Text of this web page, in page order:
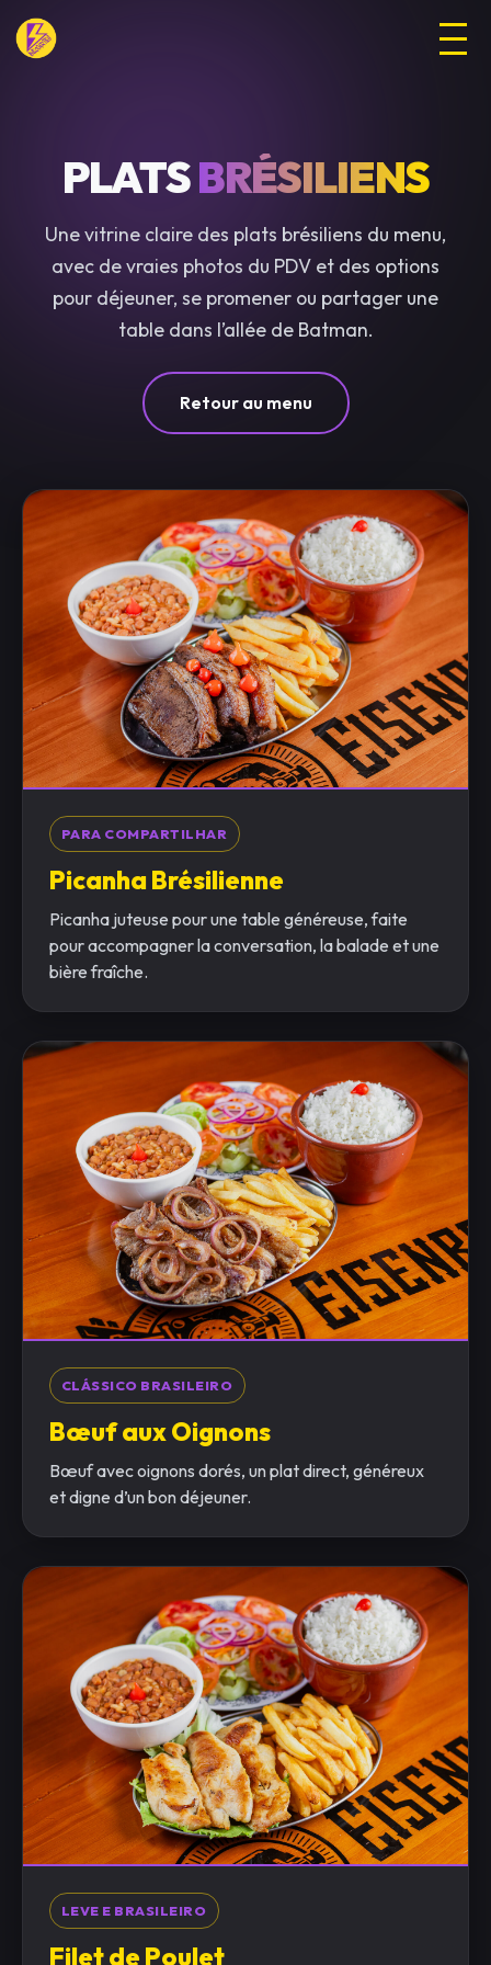
PLATSBRÉSILIENS
Une vitrine claire des plats brésiliens du menu,
avec de vraies photos du PDV et des options
pour déjeuner, se promener ou partager une
table dans l’allée de Batman.
Retour au menu
PARA COMPARTILHAR
Picanha Brésilienne
Picanha juteuse pour une table généreuse, faite
pour accompagner la conversation, la balade et une
bière fraîche.
CLÁSSICO BRASILEIRO
Bœuf aux Oignons
Bœuf avec oignons dorés, un plat direct, généreux
et digne d’un bon déjeuner.
LEVE E BRASILEIRO
Filet de Poulet